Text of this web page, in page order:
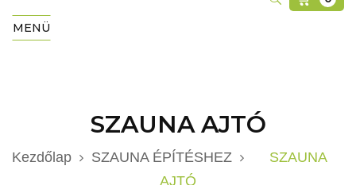
MENÜ
SZAUNA AJTÓ
Kezdőlap SZAUNA ÉPÍTÉSHEZ
SZAUNA
AJTÓ